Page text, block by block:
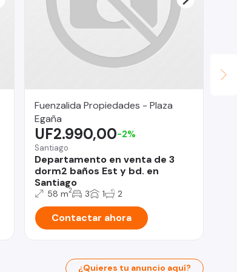
Fuenzalida Propiedades - Plaza
Egaña
Santiago
Departamento en venta de 3
dorm2 baños Est y bd. en
Santiago
UF2.990,00-2%
58 m2 3 1 2
Contactar ahora
¿Quieres tu anuncio aquí?